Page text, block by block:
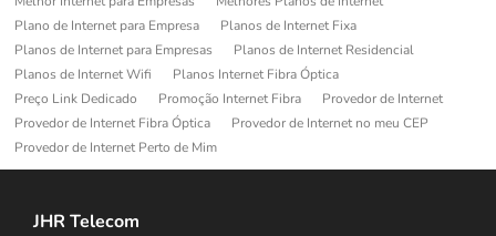
Plano de Internet para Empresa
Planos de Internet Fixa
Planos de Internet para Empresas
Planos de Internet Residencial
Planos de Internet Wifi
Planos Internet Fibra Óptica
Preço Link Dedicado
Promoção Internet Fibra
Provedor de Internet
Provedor de Internet Fibra Óptica
Provedor de Internet no meu CEP
Provedor de Internet Perto de Mim
JHR Telecom